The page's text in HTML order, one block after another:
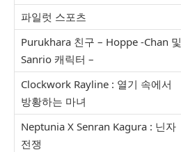
파일럿 스포츠
Purukhara 친구 – Hoppe -Chan 및
Sanrio 캐릭터 –
Clockwork Rayline : 열기 속에서
방황하는 마녀
Neptunia X Senran Kagura : 닌자
전쟁